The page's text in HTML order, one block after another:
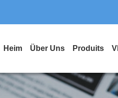
Heim Über Uns Produits